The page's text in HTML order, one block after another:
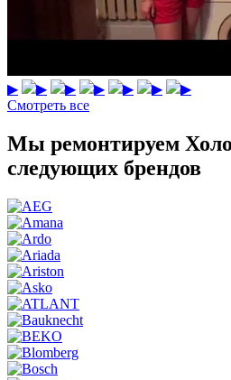
▶ ▶ ▶ ▶ ▶ ▶
▶
Смотреть все
Мы ремонтируем
следующих брендов